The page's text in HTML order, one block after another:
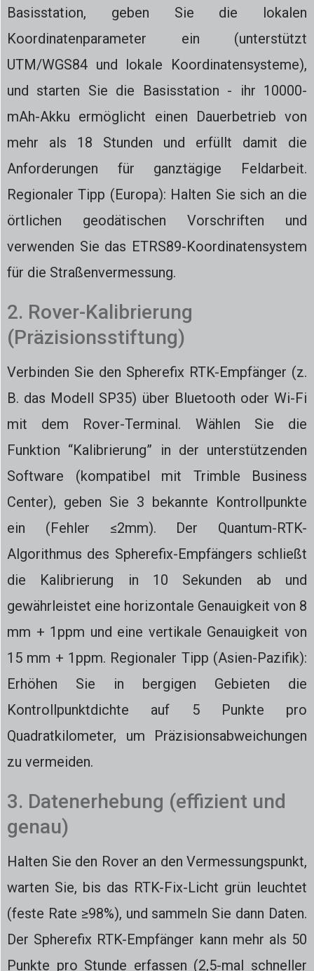
Basisstation, geben Sie die lokalen
Koordinatenparameter ein (unterstützt
UTM/WGS84 und lokale Koordinatensysteme),
und starten Sie die Basisstation - ihr 10000-
mAh-Akku ermöglicht einen Dauerbetrieb von
mehr als 18 Stunden und erfüllt damit die
Anforderungen für ganztägige Feldarbeit.
Regionaler Tipp (Europa): Halten Sie sich an die
örtlichen geodätischen Vorschriften und
verwenden Sie das ETRS89-Koordinatensystem
für die Straßenvermessung.
2. Rover-Kalibrierung
(Präzisionsstiftung)
Verbinden Sie den Spherefix RTK-Empfänger (z.
B. das Modell SP35) über Bluetooth oder Wi-Fi
mit dem Rover-Terminal. Wählen Sie die
Funktion “Kalibrierung” in der unterstützenden
Software (kompatibel mit Trimble Business
Center), geben Sie 3 bekannte Kontrollpunkte
ein (Fehler ≤2mm). Der Quantum-RTK-
Algorithmus des Spherefix-Empfängers schließt
die Kalibrierung in 10 Sekunden ab und
gewährleistet eine horizontale Genauigkeit von 8
mm + 1ppm und eine vertikale Genauigkeit von
15 mm + 1ppm. Regionaler Tipp (Asien-Pazifik):
Erhöhen Sie in bergigen Gebieten die
Kontrollpunktdichte auf 5 Punkte pro
Quadratkilometer, um Präzisionsabweichungen
zu vermeiden.
3. Datenerhebung (effizient und
genau)
Halten Sie den Rover an den Vermessungspunkt,
warten Sie, bis das RTK-Fix-Licht grün leuchtet
(feste Rate ≥98%), und sammeln Sie dann Daten.
Der Spherefix RTK-Empfänger kann mehr als 50
Punkte pro Stunde erfassen (2,5-mal schneller